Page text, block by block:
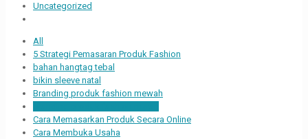
Uncategorized
All
5 Strategi Pemasaran Produk Fashion
bahan hangtag tebal
bikin sleeve natal
Branding produk fashion mewah
Cara Memasarkan Produk Secara Online
Cara Membuka Usaha